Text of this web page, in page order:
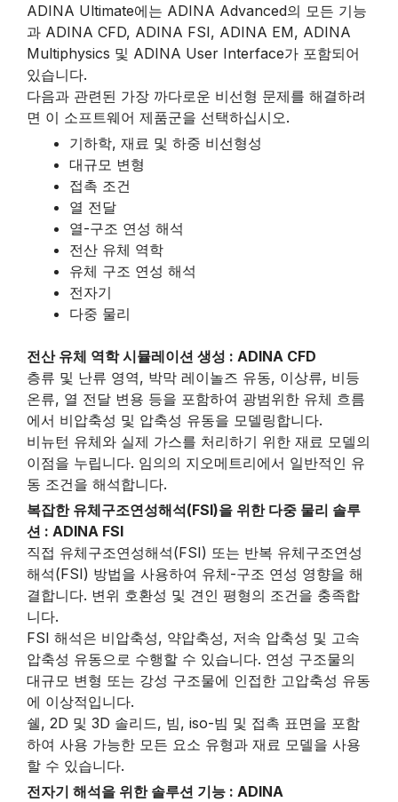
ADINA Ultimate에는 ADINA Advanced의 모든 기능
과 ADINA CFD, ADINA FSI, ADINA EM, ADINA
Multiphysics 및 ADINA User Interface가 포함되어
있습니다.
다음과 관련된 가장 까다로운 비선형 문제를 해결하려
면 이 소프트웨어 제품군을 선택하십시오.
기하학, 재료 및 하중 비선형성
대규모 변형
접촉 조건
열 전달
열-구조 연성 해석
전산 유체 역학
유체 구조 연성 해석
전자기
다중 물리
전산 유체 역학 시뮬레이션 생성 : ADINA CFD
층류 및 난류 영역, 박막 레이놀즈 유동, 이상류, 비등
온류, 열 전달 변용 등을 포함하여 광범위한 유체 흐름
에서 비압축성 및 압축성 유동을 모델링합니다.
비뉴턴 유체와 실제 가스를 처리하기 위한 재료 모델의
이점을 누립니다. 임의의 지오메트리에서 일반적인 유
동 조건을 해석합니다.
복잡한 유체구조연성해석(FSI)을 위한 다중 물리 솔루
션 : ADINA FSI
직접 유체구조연성해석(FSI) 또는 반복 유체구조연성
해석(FSI) 방법을 사용하여 유체-구조 연성 영향을 해
결합니다. 변위 호환성 및 견인 평형의 조건을 충족합
니다.
FSI 해석은 비압축성, 약압축성, 저속 압축성 및 고속
압축성 유동으로 수행할 수 있습니다. 연성 구조물의
대규모 변형 또는 강성 구조물에 인접한 고압축성 유동
에 이상적입니다.
쉘, 2D 및 3D 솔리드, 빔, iso-빔 및 접촉 표면을 포함
하여 사용 가능한 모든 요소 유형과 재료 모델을 사용
할 수 있습니다.
전자기 해석을 위한 솔루션 기능 : ADINA